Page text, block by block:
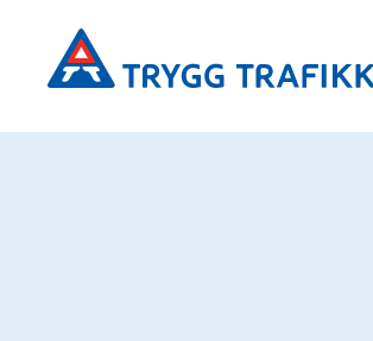
hovedinnhold
Trygg
Trafikk